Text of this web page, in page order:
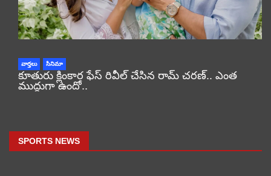
వార్తలు సినిమా
కూతురు క్లింకార ఫేస్ రివీల్ చేసిన రామ్ చరణ్.. ఎంత
ముద్దుగా ఉందో..
SPORTS NEWS